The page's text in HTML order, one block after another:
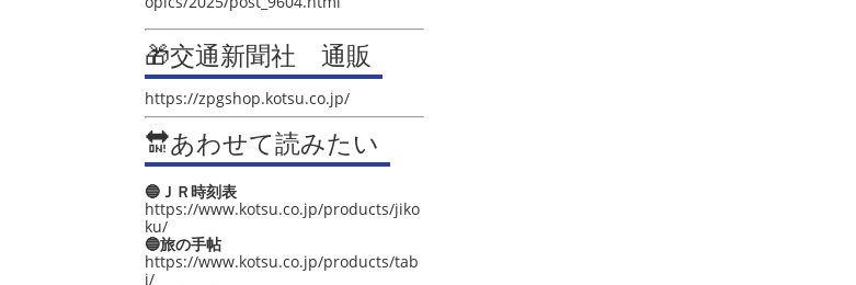
🎁交通新聞社 通販
https://zpgshop.kotsu.co.jp/
🔛あわせて読みたい
🔵ＪＲ時刻表
https://www.kotsu.co.jp/products/jiko
ku/
🔵旅の手帖
https://www.kotsu.co.jp/products/tab
i/